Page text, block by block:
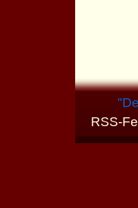
"
RSS-